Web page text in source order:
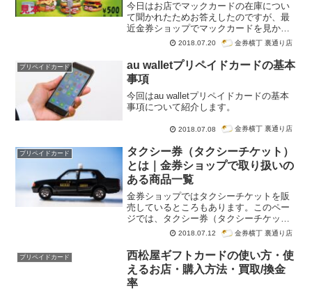
今日はお店でマックカードの在庫につい
て聞かれたためお答えしたのですが、最
近金券ショップでマックカードを見かけ
なくなったと思いませんか？これには理
由があるのです。今日は金券ショップか
らマックカードがなくなった理由につい
てお伝えします。
2018.07.20 金券横丁 裏通り店
プリペイドカード
au walletプリペイドカードの基本
事項
今回はau walletプリペイドカードの基本
事項について紹介します。
2018.07.08 金券横丁 裏通り店
プリペイドカード
タクシー券（タクシーチケット）
とは｜金券ショップで取り扱いの
ある商品一覧
金券ショップではタクシーチケットを販
売しているところもあります。このペー
ジでは、タクシー券（タクシーチケッ
ト）の解説をしていきます。
2018.07.12 金券横丁 裏通り店
プリペイドカード
西松屋ギフトカードの使い方・使
えるお店・購入方法・買取/換金
率